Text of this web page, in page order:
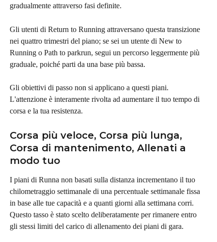
gradualmente attraverso fasi definite.
Gli utenti di Return to Running attraversano questa transizione
nei quattro trimestri del piano; se sei un utente di New to
Running o Path to parkrun, segui un percorso leggermente più
graduale, poiché parti da una base più bassa.
Gli obiettivi di passo non si applicano a questi piani.
L'attenzione è interamente rivolta ad aumentare il tuo tempo di
corsa e la tua resistenza.
Corsa più veloce, Corsa più lunga,
Corsa di mantenimento, Allenati a
modo tuo
I piani di Runna non basati sulla distanza incrementano il tuo
chilometraggio settimanale di una percentuale settimanale fissa
in base alle tue capacità e a quanti giorni alla settimana corri.
Questo tasso è stato scelto deliberatamente per rimanere entro
gli stessi limiti del carico di allenamento dei piani di gara.